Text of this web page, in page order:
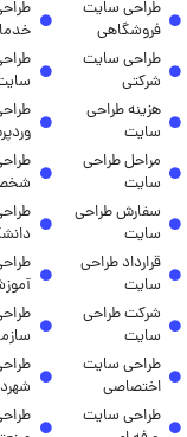
طراحی سایت
فروشگاهی
طراحی سایت
شرکتی
هزینه طراحی
سایت
مراحل طراحی
سایت
سفارش طراحی
سایت
قرارداد طراحی
سایت
شرکت طراحی
سایت
طراحی سایت
اختصاصی
طراحی سایت